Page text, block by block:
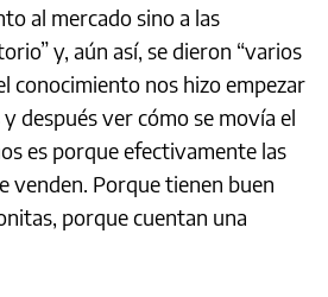
al mercado sino a las
y, aún así, se dieron “varios
conocimiento nos hizo empezar
después ver cómo se movía el
es porque efectivamente las
venden. Porque tienen buen
porque cuentan una